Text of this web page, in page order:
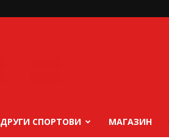
ДРУГИ СПОРТОВИ МАГАЗИН